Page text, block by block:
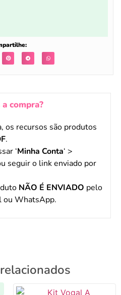
compra?
os recursos são produtos
.
‘Minha Conta‘ >
seguir o link enviado por
NÃO É ENVIADO pelo
ou WhatsApp.